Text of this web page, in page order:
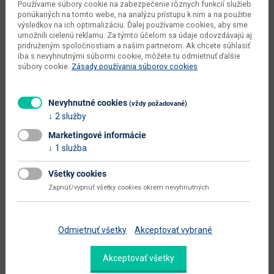
výrobcu
0.009 m3
typové označenie Elend
dodáva sa v demonte
údržba utierať navlhko
prevedenie s leskom
hlavný materiál aglomerovaný materiál
Používame súbory cookie na zabezpečenie rôznych funkcií služieb
ponúkaných na tomto webe, na analýzu prístupu k nim a na použitie
výsledkov na ich optimalizáciu. Ďalej používame cookies, aby sme
umožnili cielenú reklamu. Za týmto účelom sa údaje odovzdávajú aj
pridruženým spoločnostiam a našim partnerom. Ak chcete súhlasiť
iba s nevyhnutnými súbormi cookie, môžete tu odmietnuť ďalšie
súbory cookie. Zásady používania súborov cookies
Nevyhnutné cookies (vždy požadované)
2 služby
Marketingové informácie
1 služba
Všetky cookies
Zapnúť/vypnúť všetky cookies okrem nevyhnutných
Odmietnuť všetky Akceptovať vybrané
Akceptovať všetky